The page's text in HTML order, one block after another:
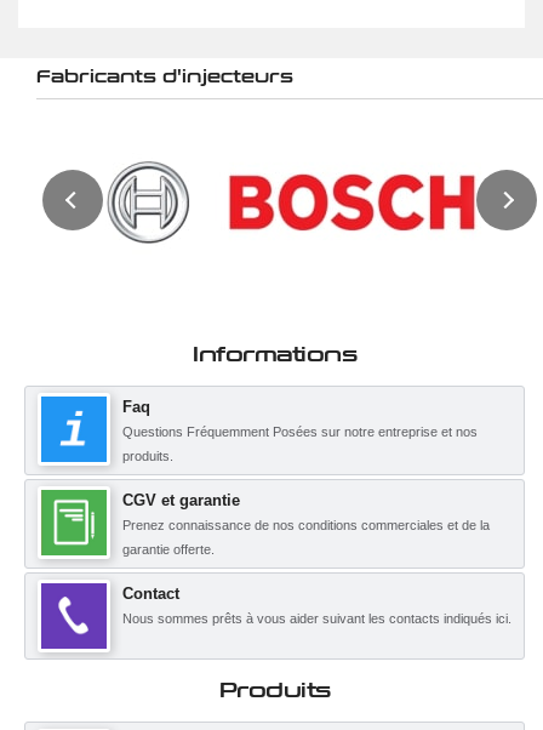
Fabricants d'injecteurs
Informations
Faq
Questions Fréquemment Posées sur notre entreprise et nos
produits.
CGV et garantie
Prenez connaissance de nos conditions commerciales et de la
garantie offerte.
Contact
Nous sommes prêts à vous aider suivant les contacts indiqués ici.
Produits